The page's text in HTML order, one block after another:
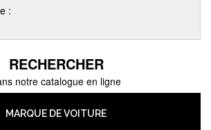
:
RECHERCHER
notre catalogue en ligne
MARQUE DE VOITURE